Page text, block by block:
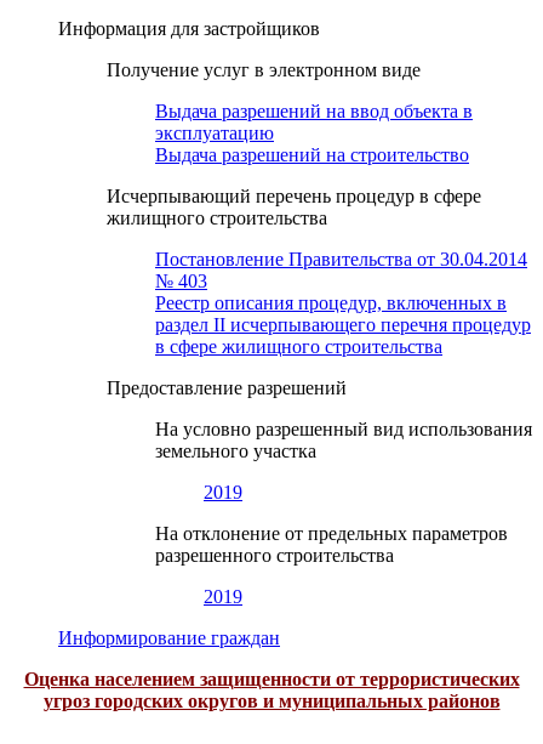
Информация для застройщиков
Получение услуг в электронном виде
Выдача разрешений на ввод объекта в
эксплуатацию
Выдача разрешений на строительство
Исчерпывающий перечень процедур в сфере
жилищного строительства
Постановление Правительства от 30.04.2014
№ 403
Реестр описания процедур, включенных в
раздел II исчерпывающего перечня процедур
в сфере жилищного строительства
Предоставление разрешений
На условно разрешенный вид использования
земельного участка
2019
На отклонение от предельных параметров
разрешенного строительства
2019
Информирование граждан
Оценка населением защищенности от террористических
угроз городских округов и муниципальных районов